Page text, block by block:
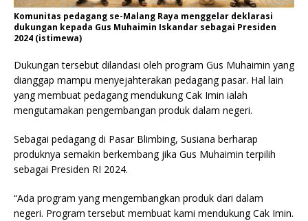
Komunitas pedagang se-Malang Raya menggelar deklarasi
dukungan kepada Gus Muhaimin Iskandar sebagai Presiden
2024 (istimewa)
Dukungan tersebut dilandasi oleh program Gus Muhaimin yang
dianggap mampu menyejahterakan pedagang pasar. Hal lain
yang membuat pedagang mendukung Cak Imin ialah
mengutamakan pengembangan produk dalam negeri.
Sebagai pedagang di Pasar Blimbing, Susiana berharap
produknya semakin berkembang jika Gus Muhaimin terpilih
sebagai Presiden RI 2024.
“Ada program yang mengembangkan produk dari dalam
negeri. Program tersebut membuat kami mendukung Cak Imin.